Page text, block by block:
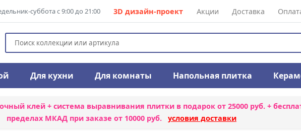
суббота с 9:00 до 21:00 3D дизайн-проект Акции Доставка
Для кухни Для комнаты Напольная плитка
клей + система выравнивания плиткив подарок от 25000 руб. +
пределах МКАД при заказе от 10000 руб. условия доставки